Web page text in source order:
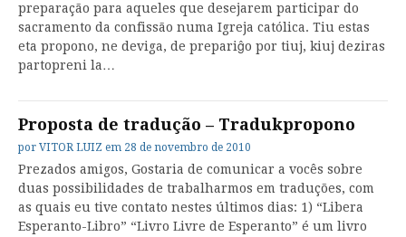
preparação para aqueles que desejarem participar do
sacramento da confissão numa Igreja católica. Tiu estas
eta propono, ne deviga, de prepariĝo por tiuj, kiuj deziras
partopreni la…
Proposta de tradução – Tradukpropono
por VITOR LUIZ em 28 de novembro de 2010
Prezados amigos, Gostaria de comunicar a vocês sobre
duas possibilidades de trabalharmos em traduções, com
as quais eu tive contato nestes últimos dias: 1) “Libera
Esperanto-Libro” “Livro Livre de Esperanto” é um livro